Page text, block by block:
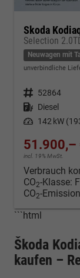
Skoda
Neuwagen mit
unverbindliche
Fahrzeugnr. 52864
Kraftstoff Diesel
Leistung 142 kW
51.900,–
incl. 19% MwSt.
Verbrauch
CO2-Klasse: F
CO2-
```html
Škoda
kaufen –